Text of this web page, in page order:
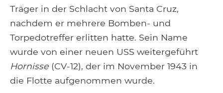
Träger in der Schlacht von Santa Cruz,
nachdem er mehrere Bomben- und
Torpedotreffer erlitten hatte. Sein Name
wurde von einer neuen USS weitergeführt
Hornisse (CV-12), der im November 1943 in
die Flotte aufgenommen wurde.